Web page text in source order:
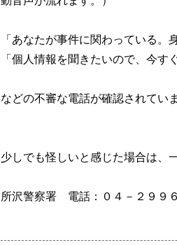
「あなたが事件に関わっている。
「個人情報を聞きたいので、今す
などの不審な電話が確認されてい
少しでも怪しいと感じた場合は、
所沢警察署 電話：０４－２９９